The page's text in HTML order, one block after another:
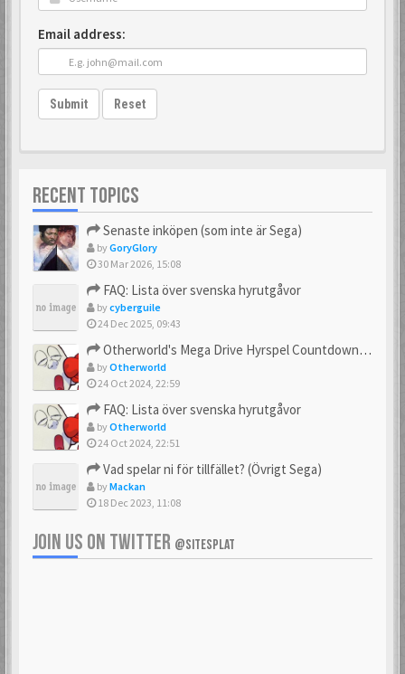
Email address:
Submit Reset
RECENT TOPICS
Senaste inköpen (som inte är Sega)
byGoryGlory
30 Mar 2026, 15:08
FAQ: Lista över svenska hyrutgåvor
bycyberguile
24 Dec 2025, 09:43
Otherworld's Mega Drive Hyrspel Countdown Tråd!
byOtherworld
24 Oct 2024, 22:59
FAQ: Lista över svenska hyrutgåvor
byOtherworld
24 Oct 2024, 22:51
Vad spelar ni för tillfället? (Övrigt Sega)
byMackan
18 Dec 2023, 11:08
JOIN US ON TWITTER @SITESPLAT